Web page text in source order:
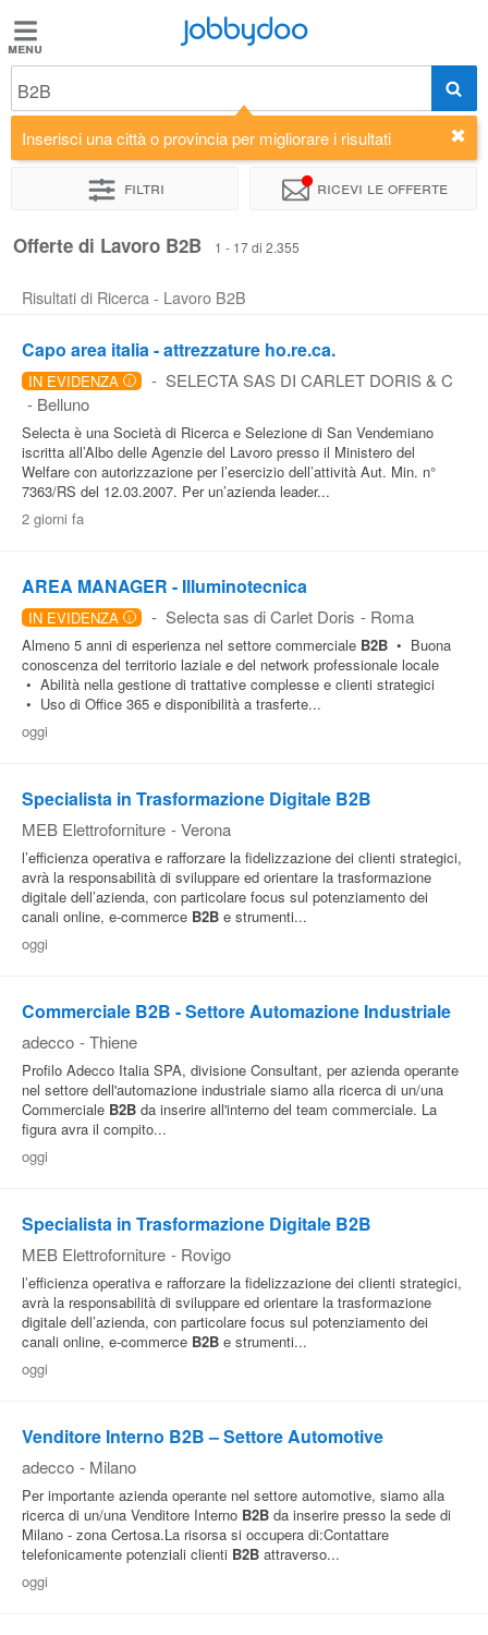
Jobbydoo
Offerte
di
lavoro
Elenco
Blog
Pubblica
Area
Aziende
Jobbydoo
B2B
Inserisci una città o provincia per migliorare i risultati
Filtri Ricevi le offerte
Offerte di Lavoro B2B 1 - 17 di 2.355
Risultati di Ricerca - Lavoro B2B
Capo area italia - attrezzature ho.re.ca.
IN EVIDENZA i - SELECTA SAS DI CARLET DORIS & C
- Belluno
Selecta è una Società di Ricerca e Selezione di San Vendemiano
iscritta all’Albo delle Agenzie del Lavoro presso il Ministero del
Welfare con autorizzazione per l’esercizio dell’attività Aut. Min. n°
7363/RS del 12.03.2007. Per un’azienda leader...
2 giorni fa
AREA MANAGER - Illuminotecnica
IN EVIDENZA i - Selecta sas di Carlet Doris - Roma
Almeno 5 anni di esperienza nel settore commerciale B2B • Buona
conoscenza del territorio laziale e del network professionale locale
• Abilità nella gestione di trattative complesse e clienti strategici
• Uso di Office 365 e disponibilità a trasferte...
oggi
Specialista in Trasformazione Digitale B2B
MEB Elettroforniture - Verona
l’efficienza operativa e rafforzare la fidelizzazione dei clienti strategici,
avrà la responsabilità di sviluppare ed orientare la trasformazione
digitale dell’azienda, con particolare focus sul potenziamento dei
canali online, e-commerce B2B e strumenti...
oggi
Commerciale B2B - Settore Automazione Industriale
adecco - Thiene
Profilo Adecco Italia SPA, divisione Consultant, per azienda operante
nel settore dell'automazione industriale siamo alla ricerca di un/una
Commerciale B2B da inserire all'interno del team commerciale. La
figura avra il compito...
oggi
Specialista in Trasformazione Digitale B2B
MEB Elettroforniture - Rovigo
l’efficienza operativa e rafforzare la fidelizzazione dei clienti strategici,
avrà la responsabilità di sviluppare ed orientare la trasformazione
digitale dell’azienda, con particolare focus sul potenziamento dei
canali online, e-commerce B2B e strumenti...
oggi
Venditore Interno B2B – Settore Automotive
adecco - Milano
Per importante azienda operante nel settore automotive, siamo alla
ricerca di un/una Venditore Interno B2B da inserire presso la sede di
Milano - zona Certosa.La risorsa si occupera di:Contattare
telefonicamente potenziali clienti B2B attraverso...
oggi